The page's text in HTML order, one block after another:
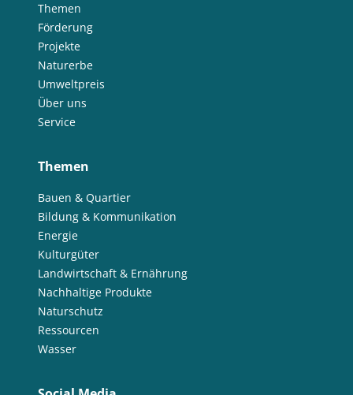
Themen
Förderung
Projekte
Naturerbe
Umweltpreis
Über uns
Service
Themen
Bauen & Quartier
Bildung & Kommunikation
Energie
Kulturgüter
Landwirtschaft & Ernährung
Nachhaltige Produkte
Naturschutz
Ressourcen
Wasser